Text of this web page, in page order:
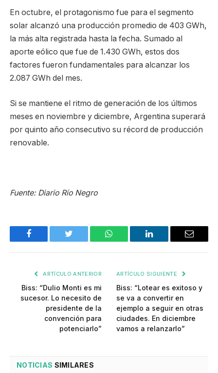
En octubre, el protagonismo fue para el segmento
solar alcanzó una producción promedio de 403 GWh,
la más alta registrada hasta la fecha. Sumado al
aporte eólico que fue de 1.430 GWh, estos dos
factores fueron fundamentales para alcanzar los
2.087 GWh del mes.
Si se mantiene el ritmo de generación de los últimos
meses en noviembre y diciembre, Argentina superará
por quinto año consecutivo su récord de producción
renovable.
Fuente: Diario Río Negro
Facebook Twitter WhatsApp LinkedIn Email
ARTÍCULO ANTERIOR
Biss: “Dulio Monti es mi
sucesor. Lo necesito de
presidente de la
convención para
potenciarlo”
ARTÍCULO SIGUIENTE
Biss: “Lotear es exitoso y
se va a convertir en
ejemplo a seguir en otras
ciudades. En diciembre
vamos a relanzarlo”
NOTICIAS SIMILARES